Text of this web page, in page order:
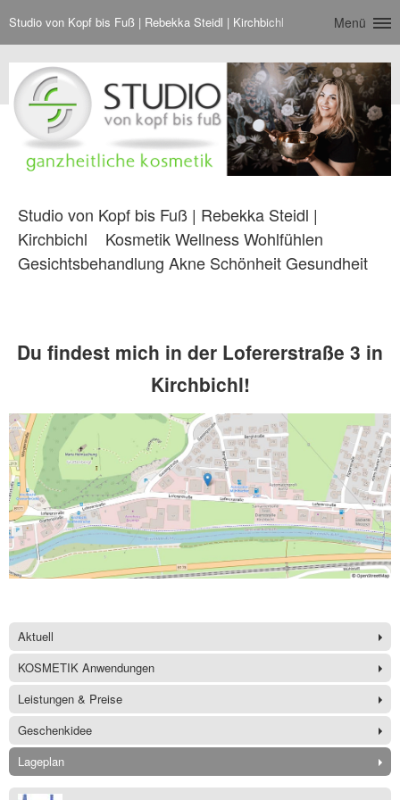
Studio von Kopf bis Fuß | Rebekka Steidl | Kirchbichl Menü
Studio von Kopf bis Fuß | Rebekka Steidl |
Kirchbichl
Kosmetik Wellness Wohlfühlen
Gesichtsbehandlung Akne Schönheit Gesundheit
Du findest mich in der Lofererstraße 3 in
Kirchbichl!
Aktuell
KOSMETIK Anwendungen
Leistungen & Preise
Geschenkidee
Lageplan